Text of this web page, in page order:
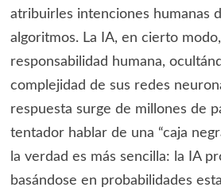
atribuirles intenciones humanas
algoritmos. La IA, en cierto modo,
responsabilidad humana,
complejidad de sus redes
respuesta surge de millones de
tentador hablar de una “caja
la verdad es más sencilla: la IA
basándose en probabilidades